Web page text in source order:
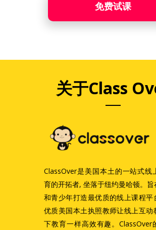
免费试课
关于Class
ClassOver是美国本土的一站式线
育的开拓者, 坐落于纽约曼哈顿。
和青少年打造最优质的线上课程平
优质美国本土执照教师让线上互动
下教育一样高效有趣。ClassOver